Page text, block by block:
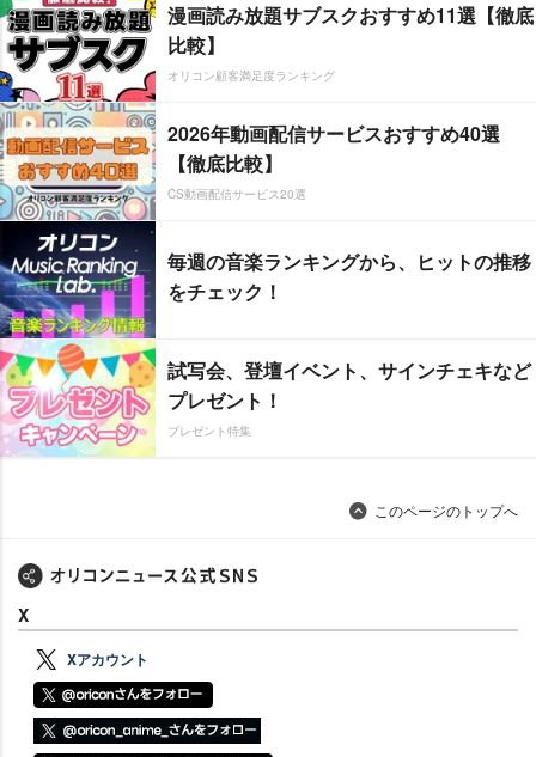
漫画読み放題サブスクおすすめ11選【徹底
比較】
オリコン顧客満足度ランキング
2026年動画配信サービスおすすめ40選
【徹底比較】
CS動画配信サービス20選
毎週の音楽ランキングから、ヒットの推移
をチェック！
試写会、登壇イベント、サインチェキなど
プレゼント！
プレゼント特集
このページのトップへ
X
Xアカウント